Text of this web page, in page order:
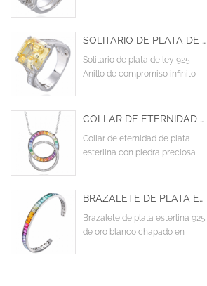
SOLITARIO DE PLATA DE LEY 925 ANILLO DE COMPROMISO INFINITO CRUZADO CON CIRCONITA CÚBICA AMARILLA AAA
Solitario de plata de ley 925
Anillo de compromiso infinito
COLLAR DE ETERNIDAD DE PLATA ESTERLINA CON PIEDRA PRECIOSA DE ZAFIRO SINTÉTICO ARCOÍRIS
Collar de eternidad de plata
esterlina con piedra preciosa
BRAZALETE DE PLATA ESTERLINA 925 DE ORO BLANCO CHAPADO EN DESTELLO BAGUETTE COLORIDO CZ CUBIC ZIRCONIA CUFF BANGLE
Brazalete de plata esterlina 925
de oro blanco chapado en